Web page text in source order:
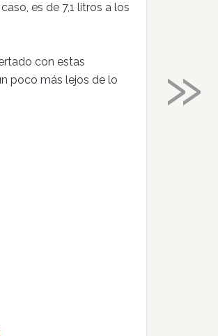
es de 7,1 litros a los
con estas
poco más lejos de lo
»